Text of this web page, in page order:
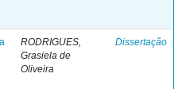
RODRIGUES,
Grasiela de
Oliveira
Dissertação